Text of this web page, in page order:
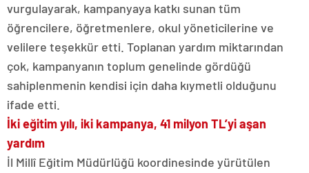
vurgulayarak, kampanyaya katkı sunan tüm
öğrencilere, öğretmenlere, okul yöneticilerine ve
velilere teşekkür etti. Toplanan yardım miktarından
çok, kampanyanın toplum genelinde gördüğü
sahiplenmenin kendisi için daha kıymetli olduğunu
ifade etti.
İki eğitim yılı, iki kampanya, 41 milyon TL’yi aşan
yardım
İl Millî Eğitim Müdürlüğü koordinesinde yürütülen